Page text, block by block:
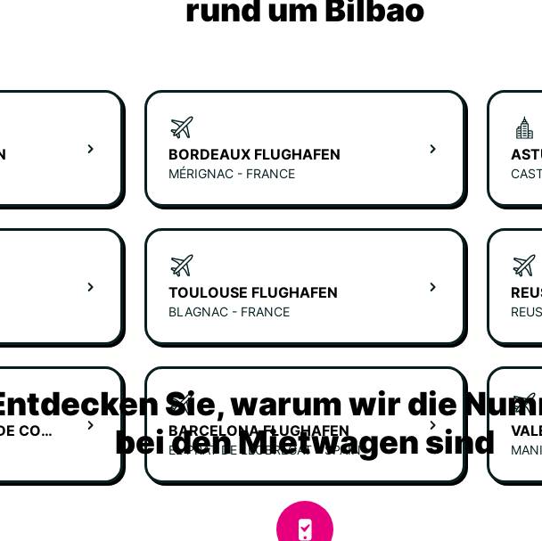
rund um Bilbao
BORDEAUX FLUGHAFEN
MÉRIGNAC - FRANCE
TOULOUSE FLUGHAFEN
BLAGNAC - FRANCE
FLUGHAFEN SANTIAGO DE COMPOSTELA BARCELONA FLUGHAFEN
EL PRAT DE LLOBREGAT - SPAIN
Sie, warum wir die
bei den Mietwagen sind